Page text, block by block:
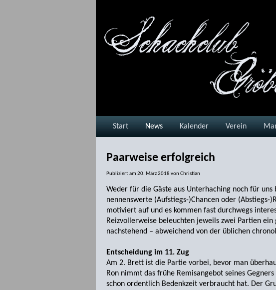
Start News Kalender Verein
Paarweise erfolgreich
Publiziert am 20. März 2018 vonChristian
Weder für die Gäste aus Unterhaching noch für
nennenswerte (Aufstiegs-)Chancen oder (Abstiegs-
motiviert auf und es kommen fast durchwegs
Reizvollerweise beleuchten jeweils zwei Partien
nachstehend – abweichend von der üblichen
Entscheidung im 11. Zug
Am 2. Brett ist die Partie vorbei, bevor man
Ron nimmt das frühe Remisangebot seines
schon ordentlich Bedenkzeit verbraucht hat. Der